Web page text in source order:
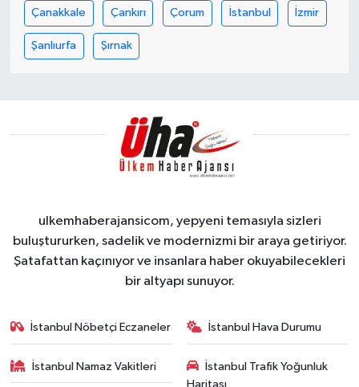
Çanakkale Çankırı Çorum İstanbul İzmir
Şanlıurfa Şırnak
ulkemhaberajansicom, yepyeni temasıyla sizleri
buluştururken, sadelik ve modernizmi bir araya getiriyor.
Şatafattan kaçınıyor ve insanlara haber okuyabilecekleri
bir altyapı sunuyor.
İstanbul Nöbetçi Eczaneler İstanbul Hava Durumu
İstanbul Namaz Vakitleri
İstanbul Trafik Yoğunluk
Haritası